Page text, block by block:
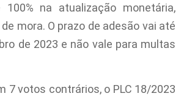
100% na atualização monetária,
mora. O prazo de adesão vai até
de 2023 e não vale para multas
7 votos contrários, o PLC 18/2023